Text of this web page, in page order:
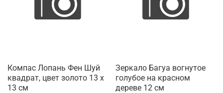
Компас Лопань Фен Шуй
квадрат, цвет золото 13 x
13 см
Зеркало Багуа вогнутое
голубое на красном
дереве 12 см